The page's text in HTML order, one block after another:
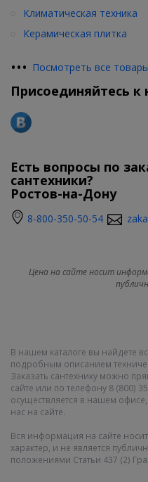
Климатическая техника
Керамическая плитка
••• Посмотреть все товары
Присоединяйтесь к
Есть вопросы по
сантехники?
Ростов-на-Дону
8-800-350-50-54
Цена на сайте носит
В нашем каталоге вы найдете
подробным описанием
Заказать сантехнику можно
сайте или по телефону 8 (800)
осуществляется в нашем
нас на сайте.
Вся информация на сайте
характер, и не является
положениями Статьи 437 (2)